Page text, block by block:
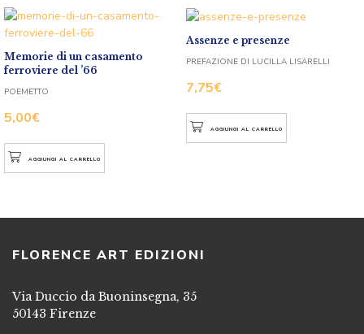
Memorie di un casamento
ferroviere del ’66
5,00€
POEMETTO
AGGIUNGI AL CARRELLO
Assenze e presenze
7,75€
PREFAZIONE DI LUCILLA LISARELLI
AGGIUNGI AL CARRELLO
FLORENCE ART EDIZIONI
Via Duccio da Buoninsegna, 35
50143 Firenze